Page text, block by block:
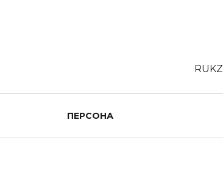
RUKZ
ПЕРСОНА